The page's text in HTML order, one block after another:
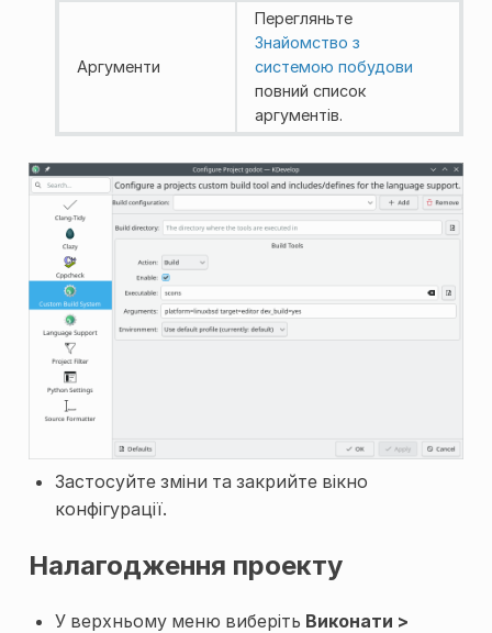
Аргументи
Перегляньте
Знайомство з
системою побудови
повний список
аргументів.
Застосуйте зміни та закрийте вікно
конфігурації.
Налагодження проекту
У верхньому меню виберіть Виконати >